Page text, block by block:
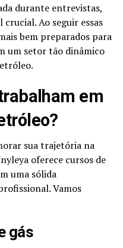
durante entrevistas,
Ao seguir essas
bem preparados para
um setor tão dinâmico
em
sua trajetória na
oferece cursos de
uma sólida
Vamos
gás